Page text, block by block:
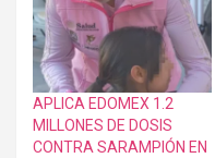
APLICA EDOMEX 1.2
MILLONES DE DOSIS
CONTRA SARAMPIÓN EN